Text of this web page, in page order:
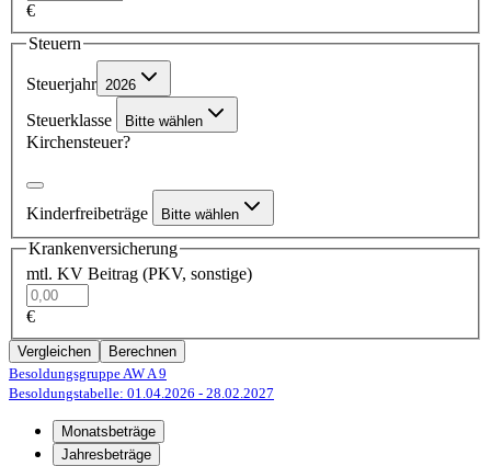
€
Steuern
Steuerjahr 2026
Steuerklasse Bitte wählen
Kirchensteuer?
Kinderfreibeträge Bitte wählen
Krankenversicherung
mtl. KV Beitrag (PKV, sonstige)
€
Vergleichen
Berechnen
Besoldungsgruppe AW A 9
Besoldungstabelle: 01.04.2026 - 28.02.2027
Monatsbeträge
Jahresbeträge